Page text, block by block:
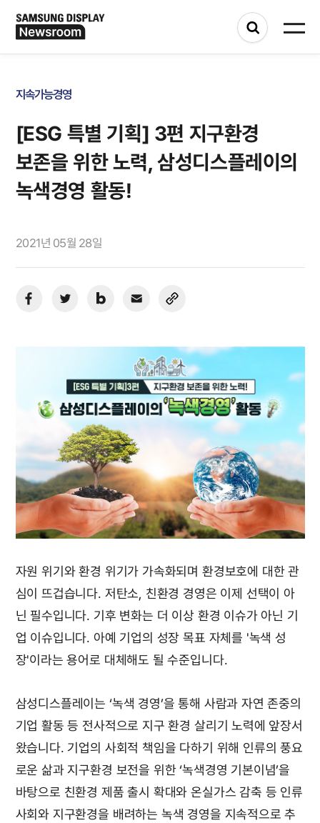
지속가능경영
[ESG 특별 기획] 3편 지구환경
보존을 위한 노력, 삼성디스플레이의
녹색경영 활동!
2021년 05월 28일
자원 위기와 환경 위기가 가속화되며 환경보호에 대한 관
심이 뜨겁습니다. 저탄소, 친환경 경영은 이제 선택이 아
닌 필수입니다. 기후 변화는 더 이상 환경 이슈가 아닌 기
업 이슈입니다. 아예 기업의 성장 목표 자체를 '녹색 성
장'이라는 용어로 대체해도 될 수준입니다.
삼성디스플레이는 ‘녹색 경영’을 통해 사람과 자연 존중의
기업 활동 등 전사적으로 지구 환경 살리기 노력에 앞장서
왔습니다. 기업의 사회적 책임을 다하기 위해 인류의 풍요
로운 삶과 지구환경 보전을 위한 ‘녹색경영 기본이념’을
바탕으로 친환경 제품 출시 확대와 온실가스 감축 등 인류
사회와 지구환경을 배려하는 녹색 경영을 지속적으로 추